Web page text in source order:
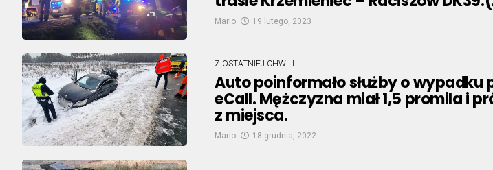
Mario 19 lutego, 2023
Z OSTATNIEJ CHWILI
Auto poinformało służby o wypadku
eCall. Mężczyzna miał 1,5 promila i
z miejsca.
Mario 18 grudnia, 2022